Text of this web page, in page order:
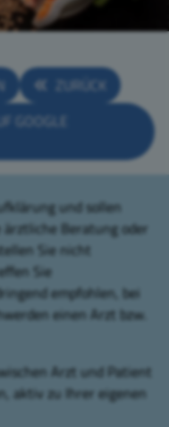
ZURÜCK
GOOGLE
und sollen
Beratung oder
Sie nicht
Sie
empfohlen, bei
einen Arzt bzw.
Arzt und Patient
aktiv zu Ihrer eigenen